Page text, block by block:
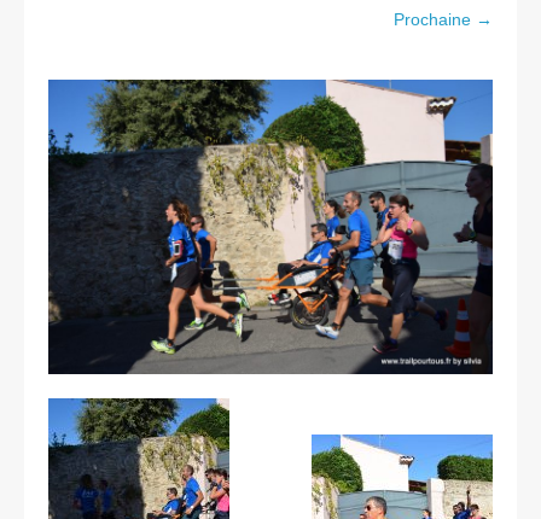
Les courses
Rugby Riviera Fauteuil
On parle de nous
Partenaires & remerciements
Partenaires
Remerciements
Contact
Prochaine →